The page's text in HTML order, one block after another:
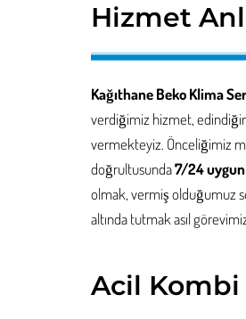
Hizmet
Kağıthane Beko Klima
verdiğimiz hizmet,
vermekteyiz. Önceliğimiz
doğrultusunda7/24
olmak, vermiş olduğumuz
altında tutmak asıl
Acil Kombi